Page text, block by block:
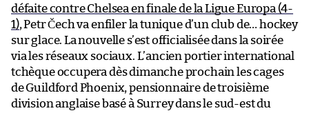
défaite contre Chelsea en finale de la Ligue Europa (4-
1), Petr Čech va enfiler la tunique d’un club de… hockey
sur glace. La nouvelle s’est officialisée dans la soirée
via les réseaux sociaux. L’ancien portier international
tchèque occupera dès dimanche prochain les cages
de Guildford Phoenix, pensionnaire de troisième
division anglaise basé à Surrey dans le sud-est du